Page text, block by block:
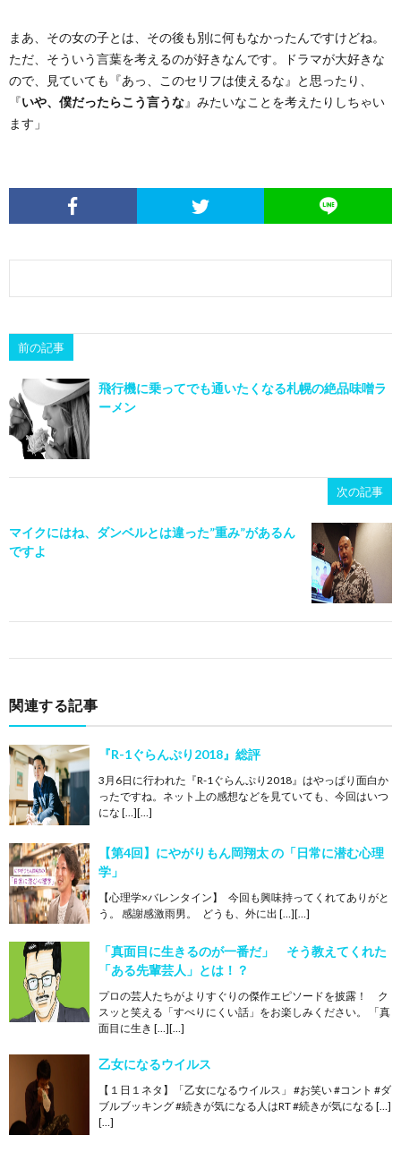
まあ、その女の子とは、その後も別に何もなかったんですけどね。
ただ、そういう言葉を考えるのが好きなんです。ドラマが大好きな
ので、見ていても『あっ、このセリフは使えるな』と思ったり、
『いや、僕だったらこう言うな』みたいなことを考えたりしちゃい
ます」
前の記事
飛行機に乗ってでも通いたくなる札幌の絶品味噌ラ
ーメン
次の記事
マイクにはね、ダンベルとは違った”重み”があるん
ですよ
関連する記事
『R-1ぐらんぷり2018』総評
3月6日に行われた『R-1ぐらんぷり2018』はやっぱり面白か
ったですね。ネット上の感想などを見ていても、今回はいつ
にな […][…]
【第4回】にやがりもん岡翔太 の「日常に潜む心理
学」
【心理学×バレンタイン】 今回も興味持ってくれてありがと
う。 感謝感激雨男。 どうも、外に出 […][…]
「真面目に生きるのが一番だ」 そう教えてくれた
「ある先輩芸人」とは！？
プロの芸人たちがよりすぐりの傑作エピソードを披露！ ク
スッと笑える「すべりにくい話」をお楽しみください。 「真
面目に生き […][…]
乙女になるウイルス
【１日１ネタ】「乙女になるウイルス」 #お笑い #コント #ダ
ブルブッキング #続きが気になる人はRT #続きが気になる […]
[…]